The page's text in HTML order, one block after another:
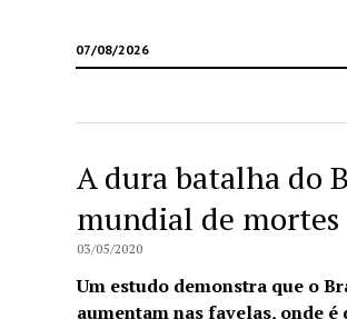
07/08/2026
A dura batalha do
mundial de mortes
03/05/2020
Um estudo demonstra que o
aumentam nas favelas, onde